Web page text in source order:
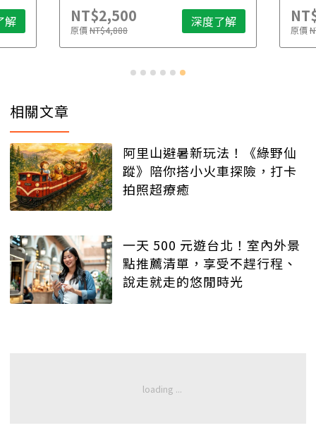
解 NT$2,500
原價NT$4,888 深度了解 原價
相關文章
阿里山避暑新玩法！《綠野仙
蹤》陪你搭小火車探險，打卡
拍照超療癒
一天 500 元遊台北！室內外景
點推薦清單，享受不趕行程、
說走就走的悠閒時光